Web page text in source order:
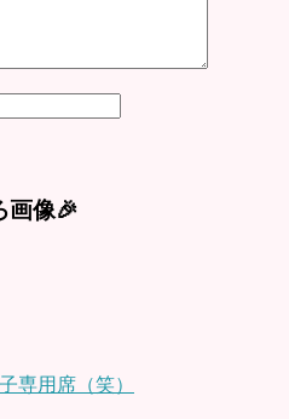
画像🎉
専用席（笑）